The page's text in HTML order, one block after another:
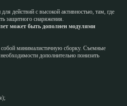
действий с высокой активностью, там, где
защитного снаряжения.
может быть дополнен модулями
собой минималистичную сборку. Съемные
дополнительно понизить